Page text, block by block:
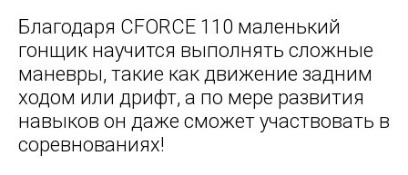
Благодаря CFORCE 110 маленький
гонщик научится выполнять сложные
маневры, такие как движение задним
ходом или дрифт, а по мере развития
навыков он даже сможет участвовать в
соревнованиях!